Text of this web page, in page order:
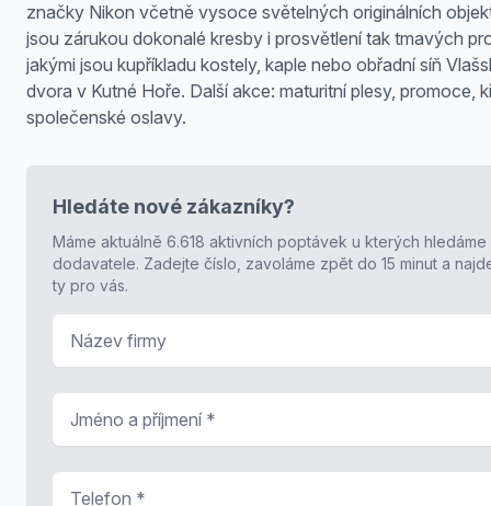
značky Nikon včetně vysoce světelných originálních
jsou zárukou dokonalé kresby i prosvětlení tak tmavých
jakými jsou kupříkladu kostely, kaple nebo obřadní síň
dvora v Kutné Hoře. Další akce: maturitní plesy, promoce,
společenské oslavy.
Hledáte nové zákazníky?
Máme aktuálně 6.618 aktivních poptávek u kterých hledáme
dodavatele. Zadejte číslo, zavoláme zpět do 15 minut a
ty pro vás.